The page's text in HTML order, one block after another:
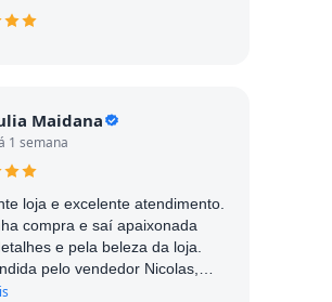
Maidana
1 semana
loja e excelente atendimento.
compra e saí apaixonada
e pela beleza da loja.
pelo vendedor Nicolas,
e atencioso. Com